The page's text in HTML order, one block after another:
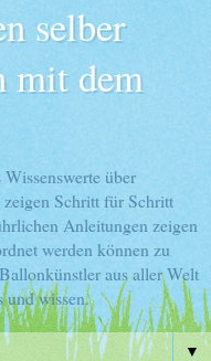
selber
mit dem
über
Schritt für Schritt
Anleitungen zeigen
werden können zu
aus aller Welt
und wissen.
▼